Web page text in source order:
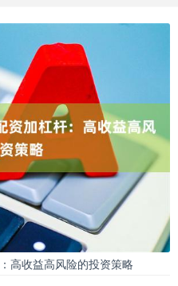
高收益高风险的投资策略